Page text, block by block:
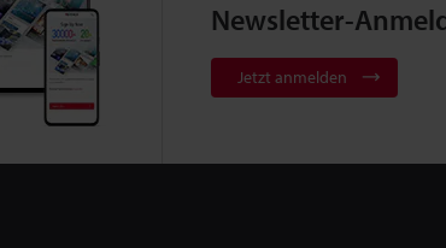
Newsletter-
Jetzt anmelden